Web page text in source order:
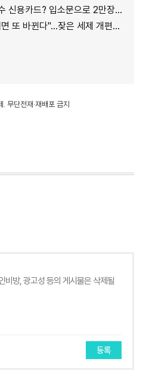
용카드? 입소문으로 2만장 발급
다"…잦은 세제 개편이 키운 '학습 효과'
무단전재·재배포 금지
등록